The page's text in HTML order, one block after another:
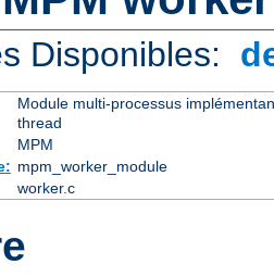
Disponibles:
Module multi-processus
thread
MPM
mpm_worker_module
worker.c